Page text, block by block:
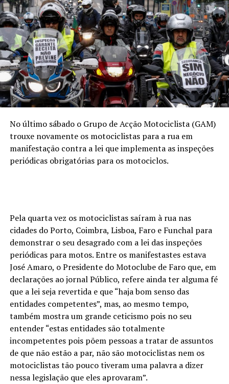
No último sábado o Grupo de Acção Motociclista (GAM)
trouxe novamente os motociclistas para a rua em
manifestação contra a lei que implementa as inspeções
periódicas obrigatórias para os motociclos.
Pela quarta vez os motociclistas saíram à rua nas
cidades do Porto, Coimbra, Lisboa, Faro e Funchal para
demonstrar o seu desagrado com a lei das inspeções
periódicas para motos. Entre os manifestastes estava
José Amaro, o Presidente do Motoclube de Faro que, em
declarações ao jornal Público, refere ainda ter alguma fé
que a lei seja revertida e que “haja bom senso das
entidades competentes”, mas, ao mesmo tempo,
também mostra um grande ceticismo pois no seu
entender “estas entidades são totalmente
incompetentes pois põem pessoas a tratar de assuntos
de que não estão a par, não são motociclistas nem os
motociclistas tão pouco tiveram uma palavra a dizer
nessa legislação que eles aprovaram”.